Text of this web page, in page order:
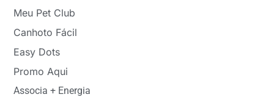
Meu Pet Club
Canhoto Fácil
Easy Dots
Promo Aqui
Associa + Energia